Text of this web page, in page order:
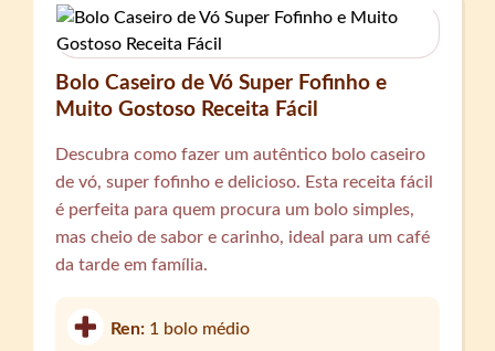
Bolo Caseiro de Vó Super Fofinho e
Muito Gostoso Receita Fácil
Descubra como fazer um autêntico bolo caseiro
de vó, super fofinho e delicioso. Esta receita fácil
é perfeita para quem procura um bolo simples,
mas cheio de sabor e carinho, ideal para um café
da tarde em família.
Ren: 1 bolo médio